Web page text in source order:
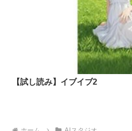
【試し読み】イブイブ2